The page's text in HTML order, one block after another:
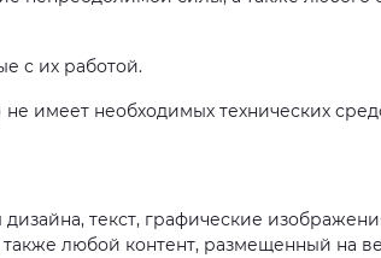
с их работой.
имеет необходимых технических
текст, графические
любой контент, размещенный на